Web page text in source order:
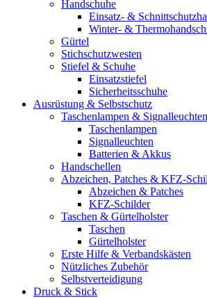
Handschuhe
Einsatz- &
Winter- &
Gürtel
Stichschutzwesten
Stiefel & Schuhe
Einsatzstiefel
Sicherheitsschuhe
Ausrüstung & Selbstschutz
Taschenlampen & Signalleuchten
Taschenlampen
Signalleuchten
Batterien & Akkus
Handschellen
Abzeichen, Patches & KFZ-
Abzeichen & Patches
KFZ-Schilder
Taschen & Gürtelholster
Taschen
Gürtelholster
Erste Hilfe & Verbandskästen
Nützliches Zubehör
Selbstverteidigung
Druck & Stick